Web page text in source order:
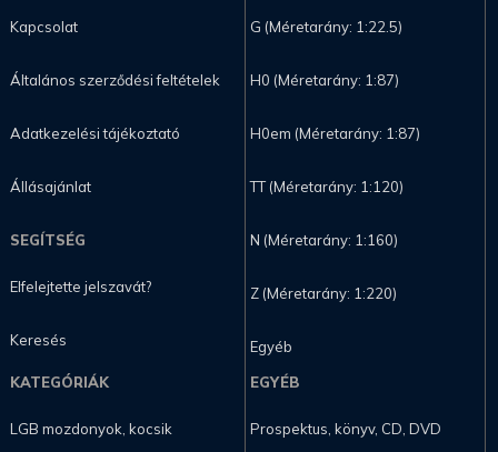
Kapcsolat
Általános szerződési feltételek
Adatkezelési tájékoztató
Állásajánlat
SEGÍTSÉG
Elfelejtette jelszavát?
Keresés
G (Méretarány: 1:22.5)
H0 (Méretarány: 1:87)
H0em (Méretarány: 1:87)
TT (Méretarány: 1:120)
N (Méretarány: 1:160)
Z (Méretarány: 1:220)
Egyéb
KATEGÓRIÁK
LGB mozdonyok, kocsik
EGYÉB
Prospektus, könyv, CD, DVD